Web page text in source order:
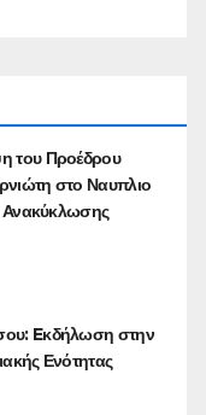
του Προέδρου
στο Ναυπλιο
Ανακύκλωσης
Eκδήλωση στην
Ενότητας